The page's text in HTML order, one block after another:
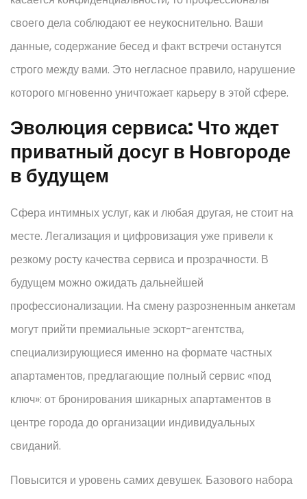
своего дела соблюдают ее неукоснительно. Ваши
данные, содержание бесед и факт встречи останутся
строго между вами. Это негласное правило, нарушение
которого мгновенно уничтожает карьеру в этой сфере.
Эволюция сервиса: Что ждет
приватный досуг в Новгороде
в будущем
Сфера интимных услуг, как и любая другая, не стоит на
месте. Легализация и цифровизация уже привели к
резкому росту качества сервиса и прозрачности. В
будущем можно ожидать дальнейшей
профессионализации. На смену разрозненным анкетам
могут прийти премиальные эскорт-агентства,
специализирующиеся именно на формате частных
апартаментов, предлагающие полный сервис «под
ключ»: от бронирования шикарных апартаментов в
центре города до организации индивидуальных
свиданий.
Повысится и уровень самих девушек. Базового набора